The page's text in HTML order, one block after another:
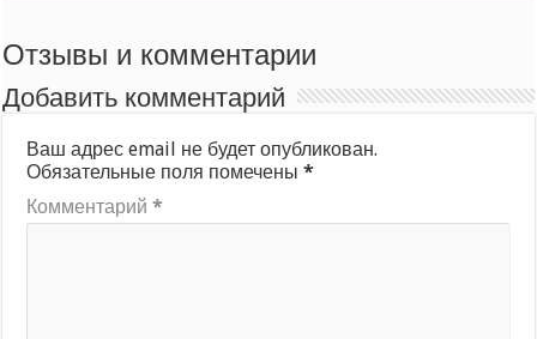
Отзывы и комментарии
Добавить комментарий
Ваш адрес email не будет опубликован.
Обязательные поля помечены*
Комментарий*